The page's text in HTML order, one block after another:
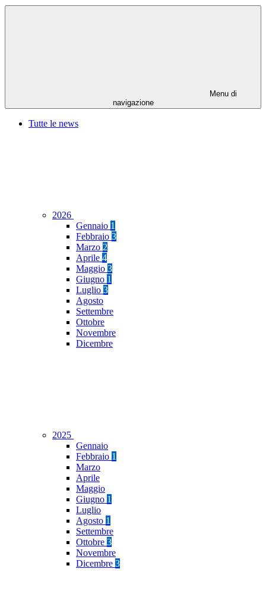
Menu di
navigazione
Tutte le news
2026
Gennaio 1
Febbraio 3
Marzo 2
Aprile 4
Maggio 3
Giugno 1
Luglio 3
Agosto
Settembre
Ottobre
Novembre
Dicembre
2025
Gennaio
Febbraio 1
Marzo
Aprile
Maggio
Giugno 1
Luglio
Agosto 1
Settembre
Ottobre 3
Novembre
Dicembre 3